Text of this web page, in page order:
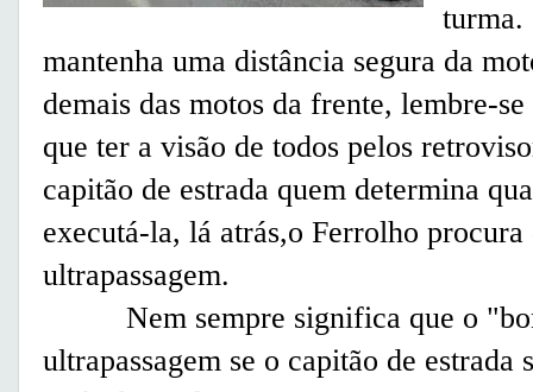
mantenha uma distância segura da
demais das motos da frente, lembre-
que ter a visão de todos pelos
capitão de estrada quem determina
executá-la, lá atrás,o Ferrolho
ultrapassagem.
Nem sempre significa que o
ultrapassagem se o capitão de